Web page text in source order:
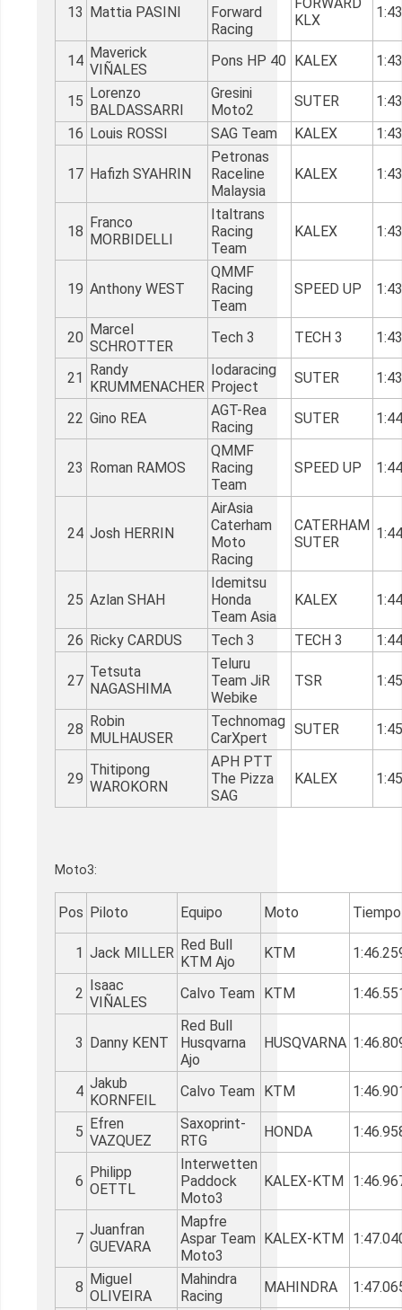
13 Mattia PASINI
Forward
Racing
KLX
14 Maverick
VIÑALES
Pons HP 40 KALEX
15 Lorenzo
BALDASSARRI
Gresini
Moto2
SUTER
16 Louis ROSSI SAG Team KALEX
17 Hafizh SYAHRIN
Petronas
Raceline
Malaysia
KALEX
18
Franco
MORBIDELLI
Italtrans
Racing
Team
KALEX
19 Anthony WEST
QMMF
Racing
Team
SPEED UP
20 Marcel
SCHROTTER
Tech 3 TECH 3
21 Randy
KRUMMENACHER
Iodaracing
Project
SUTER
22 Gino REA
AGT-Rea
Racing
SUTER
23 Roman RAMOS
QMMF
Racing
Team
SPEED UP
24 Josh HERRIN
AirAsia
Caterham
Moto
Racing
CATERHAM
SUTER
25 Azlan SHAH
Idemitsu
Honda
Team Asia
KALEX
26 Ricky CARDUS Tech 3 TECH 3
27
Tetsuta
NAGASHIMA
Teluru
Team JiR
Webike
TSR
28 Robin
MULHAUSER
Technomag
CarXpert
SUTER
29
Thitipong
WAROKORN
APH PTT
The Pizza
SAG
KALEX
Moto3:
Pos Piloto Equipo Moto Tiempo
1 Jack MILLER Red Bull
KTM Ajo
KTM
2
Isaac
VIÑALES
Calvo Team KTM
3 Danny KENT
Red Bull
Husqvarna
Ajo
HUSQVARNA
4 Jakub
KORNFEIL
Calvo Team KTM
5 Efren
VAZQUEZ
Saxoprint-
RTG
HONDA
6
Philipp
OETTL
Interwetten
Paddock
Moto3
KALEX-KTM
7
Juanfran
GUEVARA
Mapfre
Aspar Team
Moto3
KALEX-KTM
8 Miguel
OLIVEIRA
Mahindra
Racing
MAHINDRA